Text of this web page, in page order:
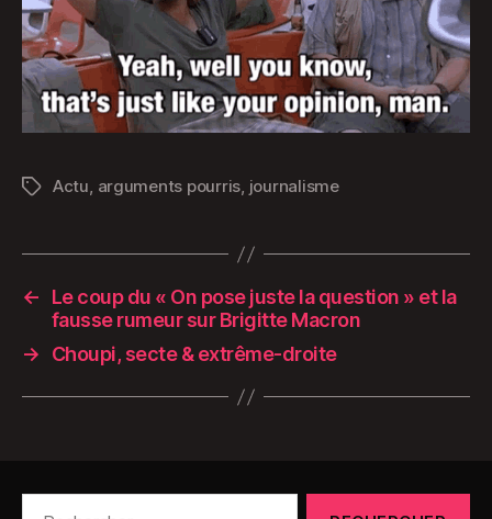
Étiquettes
Actu, arguments pourris, journalisme
←
Le coup du « On pose juste la question » et la
fausse rumeur sur Brigitte Macron
→
Choupi, secte & extrême-droite